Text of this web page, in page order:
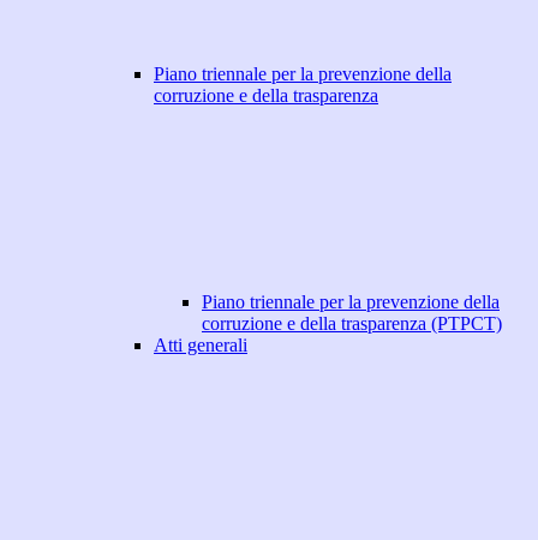
Piano triennale per la prevenzione della
corruzione e della trasparenza
Piano triennale per la prevenzione della
corruzione e della trasparenza (PTPCT)
Atti generali